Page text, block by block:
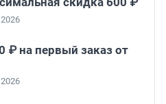
₽ на первый заказ от